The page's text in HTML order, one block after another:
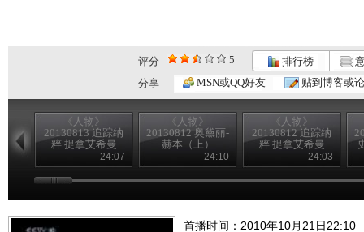
评分 5 排行榜
分享
MSN或QQ好友 贴到博客或
《人物》
20130813 追踪纳
粹 捉拿艾希曼
24:07
《人物》
20130812 奥黛丽-
赫本（上）
24:10
《人物》
20130812 追踪纳
粹 捉拿艾希曼
24:03
首播时间：2010年10月21日22:10